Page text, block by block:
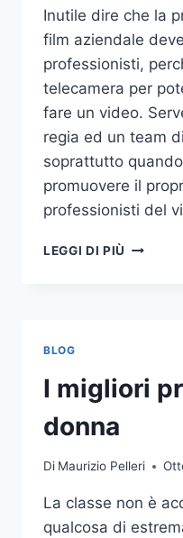
Inutile dire che la
film aziendale
professionisti,
telecamera per
fare un video.
regia ed un team
soprattutto
promuovere il
professionisti del
LEGGI DI PIÙ
VIDEO
BLOG
I migliori
donna
Di Maurizio Pelleri
La classe non è
qualcosa di